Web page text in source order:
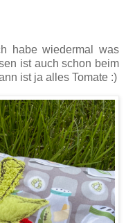
habe wiedermal was
ist auch schon beim
ist ja alles Tomate :)